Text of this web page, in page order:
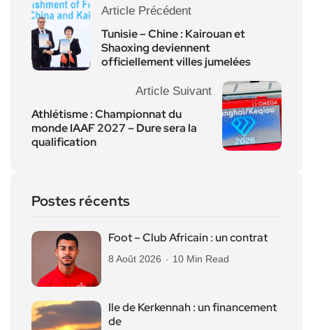
Article Précédent
Tunisie – Chine : Kairouan et
Shaoxing deviennent
officiellement villes jumelées
Article Suivant
Athlétisme : Championnat du
monde IAAF 2027 – Dure sera la
qualification
Postes récents
Foot – Club Africain : un contrat
8 Août 2026 10 Min Read
Ile de Kerkennah : un financement
de